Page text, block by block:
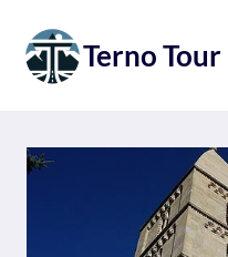
obsah
Terno Tour